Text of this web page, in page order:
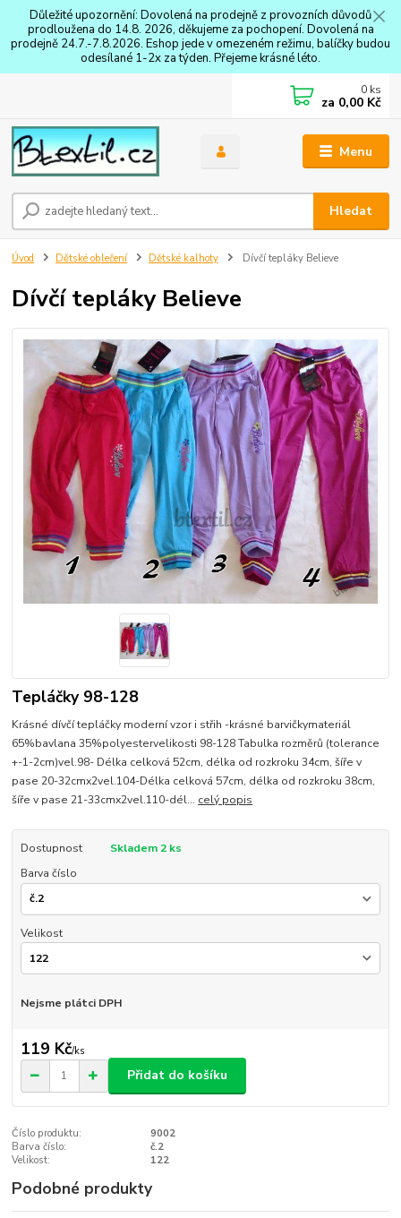
Důležité upozornění: Dovolená na prodejně z provozních důvodů
prodloužena do 14.8. 2026, děkujeme za pochopení. Dovolená na
prodejně 24.7.-7.8.2026. Eshop jede v omezeném režimu, balíčky budou
odesílané 1-2x za týden. Přejeme krásné léto.
Menu
Hledat
0 ks
za 0,00 Kč
Úvod Dětské oblečení Dětské kalhoty Dívčí tepláky Believe
Dívčí tepláky Believe
Tepláčky 98-128
Krásné dívčí tepláčky moderní vzor i střih -krásné barvičkymateriál
65%bavlana 35%polyestervelikosti 98-128 Tabulka rozměrů (tolerance
+-1-2cm)vel.98- Délka celková 52cm, délka od rozkroku 34cm, šíře v
pase 20-32cmx2vel.104-Délka celková 57cm, délka od rozkroku 38cm,
šíře v pase 21-33cmx2vel.110-dél... celý popis
Dostupnost
Skladem 2 ks
Barva číslo
Velikost
Nejsme plátci DPH
119 Kč/ks
Přidat do košíku
Číslo produktu:
9002
Barva číslo:
č.2
Velikost:
122
Podobné produkty